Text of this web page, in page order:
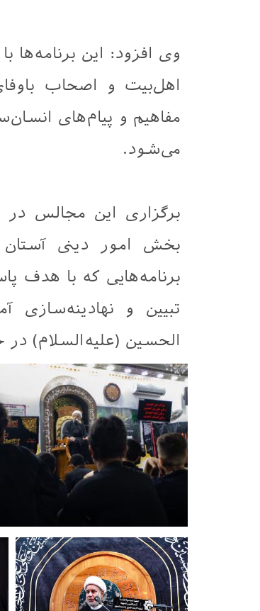
وی افزود: این
اهل‌بیت و اصحاب
مفاهیم و پیام‌های
می‌شود.
برگزاری این مجالس در
بخش امور دینی
برنامه‌هایی که با هدف
تبیین و نهادینه‌سازی
الحسین (علیه‌السلام)